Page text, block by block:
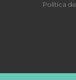
Política